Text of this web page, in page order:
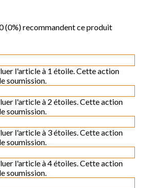
(0%) recommandent ce produit
l'article à 1 étoile. Cette action
soumission.
l'article à 2 étoiles. Cette action
soumission.
l'article à 3 étoiles. Cette action
soumission.
l'article à 4 étoiles. Cette action
soumission.